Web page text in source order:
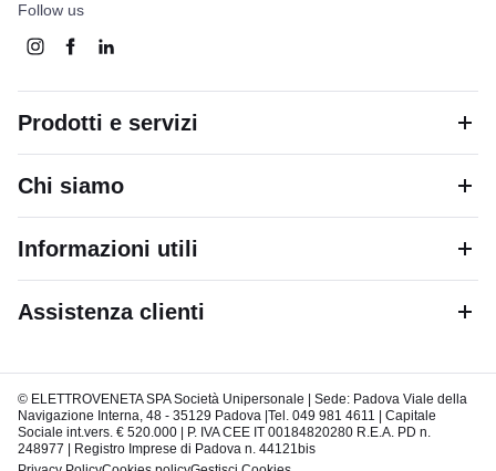
Follow us
Prodotti e servizi
Chi siamo
Informazioni utili
Assistenza clienti
© ELETTROVENETA SPA Società Unipersonale | Sede: Padova Viale della
Navigazione Interna, 48 - 35129 Padova |Tel. 049 981 4611 | Capitale
Sociale int.vers. € 520.000 | P. IVA CEE IT 00184820280 R.E.A. PD n.
248977 | Registro Imprese di Padova n. 44121bis